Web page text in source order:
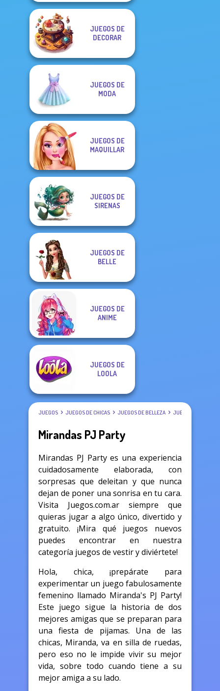
JUEGOS DE
DECORAR
JUEGOS DE
MODA
JUEGOS DE
MAQUILLAR
JUEGOS DE
SIRENAS
JUEGOS DE
BELLE
JUEGOS DE
ANIME
JUEGOS DE
LOOLA
JUEGOS JUEGOS DE CHICAS JUEGOS DE BELLEZA JUEGOS DE VESTIR
Mirandas PJ Party
Mirandas PJ Party es una experiencia
cuidadosamente elaborada, con
sorpresas que deleitan y que nunca
dejan de poner una sonrisa en tu cara.
Visita Juegos.com.ar siempre que
quieras jugar a algo único, divertido y
gratuito. ¡Mira qué juegos nuevos
puedes encontrar en nuestra
categoría juegos de vestir y diviértete!
Hola, chica, ¡prepárate para
experimentar un juego fabulosamente
femenino llamado Miranda's PJ Party!
Este juego sigue la historia de dos
mejores amigas que se preparan para
una fiesta de pijamas. Una de las
chicas, Miranda, va en silla de ruedas,
pero eso no le impide vivir su mejor
vida, sobre todo cuando tiene a su
mejor amiga a su lado.